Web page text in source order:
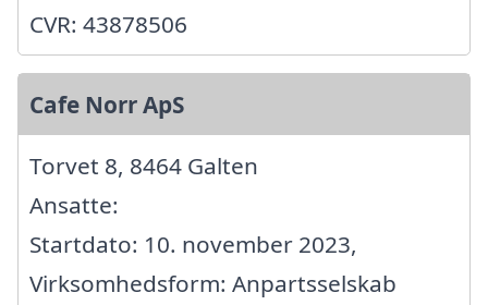
CVR: 43878506
Cafe Norr ApS
Torvet 8, 8464 Galten
Ansatte:
Startdato: 10. november 2023,
Virksomhedsform: Anpartsselskab